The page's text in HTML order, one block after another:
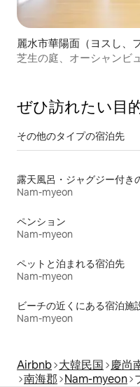
麗水市華陽面（ヨスし、
ション
芝生の庭、オーシャンビ
ぜひ訪⁠れ⁠た⁠い目⁠
その他のタ⁠イ⁠プ⁠の宿⁠泊⁠先
Nam-myeon
ペンション
Nam-myeon
ペットと泊まれる宿泊先
Nam-myeon
ビーチの近くにある宿泊施
Nam-myeon
Airbnb 大韓民国 慶尚
南海郡 Nam-myeon